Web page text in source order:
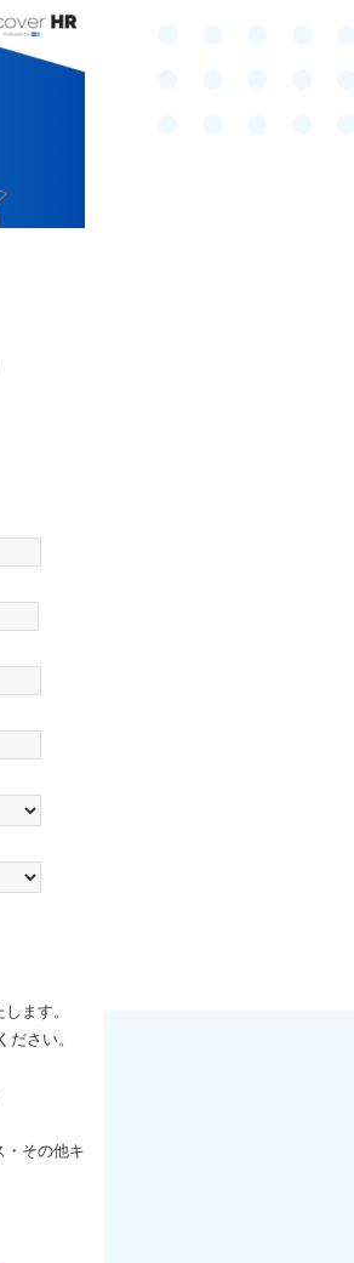
ます。
さい。
その他キ